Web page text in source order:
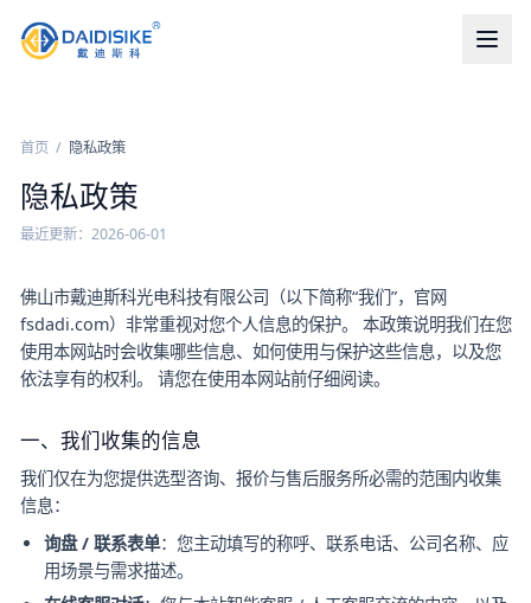
首页 / 隐私政策
隐私政策
最近更新： 2026-06-01
佛山市戴迪斯科光电科技有限公司 （以下简称“我们”，官网
fsdadi.com）非常重视对您个人信息的保护。 本政策说明我们在您
使用本网站时会收集哪些信息、如何使用与保护这些信息，以及您
依法享有的权利。 请您在使用本网站前仔细阅读。
一、我们收集的信息
我们仅在为您提供选型咨询、报价与售后服务所必需的范围内收集
信息：
询盘 / 联系表单：您主动填写的称呼、联系电话、公司名称、应
用场景与需求描述。